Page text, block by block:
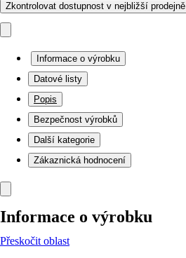
Zkontrolovat dostupnost v nejbližší prodejně
Informace o výrobku
Datové listy
Popis
Bezpečnost výrobků
Další kategorie
Zákaznická hodnocení
Informace o výrobku
Přeskočit oblast